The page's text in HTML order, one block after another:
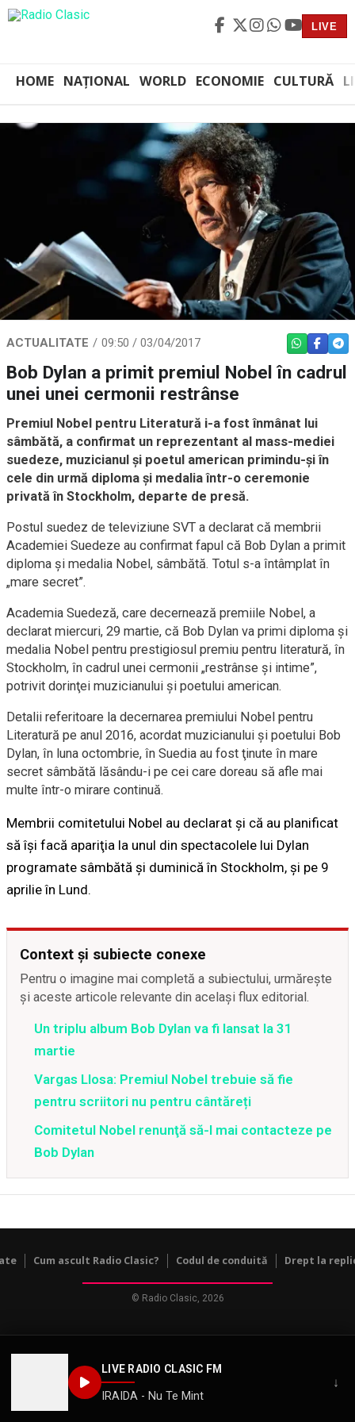
LIVE
HOME NAȚIONAL WORLD ECONOMIE CULTURĂ
LIVE RADIO CLASIC FM
IRAIDA - Nu Te Mint
↓
ACTUALITATE 09:50 / 03/04/2017 WHATSAPP
Bob Dylan a primit premiul Nobel în cadrul
unei unei cermonii restrânse
Premiul Nobel pentru Literatură i-a fost înmânat lui
sâmbătă, a confirmat un reprezentant al mass-mediei
suedeze, muzicianul şi poetul american primindu-şi în
cele din urmă diploma şi medalia într-o ceremonie
privată în Stockholm, departe de presă.
Postul suedez de televiziune SVT a declarat că membrii
Academiei Suedeze au confirmat fapul că Bob Dylan a primit
diploma şi medalia Nobel, sâmbătă. Totul s-a întâmplat în
„mare secret”.
Academia Suedeză, care decernează premiile Nobel, a
declarat miercuri, 29 martie, că Bob Dylan va primi diploma şi
medalia Nobel pentru prestigiosul premiu pentru literatură, în
Stockholm, în cadrul unei cermonii „restrânse şi intime”,
potrivit dorinţei muzicianului şi poetului american.
Detalii referitoare la decernarea premiului Nobel pentru
Literatură pe anul 2016, acordat muzicianului şi poetului Bob
Dylan, în luna octombrie, în Suedia au fost ţinute în mare
secret sâmbătă lăsându-i pe cei care doreau să afle mai
multe într-o mirare continuă.
Membrii comitetului Nobel au declarat şi că au planificat
să îşi facă apariţia la unul din spectacolele lui Dylan
programate sâmbătă şi duminică în Stockholm, şi pe 9
aprilie în Lund.
Context și subiecte conexe
Pentru o imagine mai completă a subiectului, urmărește
și aceste articole relevante din același flux editorial.
Un triplu album Bob Dylan va fi lansat la 31
martie
Vargas Llosa: Premiul Nobel trebuie să fie
pentru scriitori nu pentru cântăreți
Comitetul Nobel renunţă să-l mai contacteze pe
Bob Dylan
Cum ascult Radio Clasic? Codul de conduită Drept la
© Radio Clasic, 2026